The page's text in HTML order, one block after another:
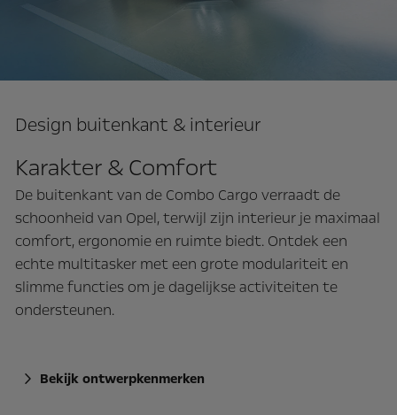
Design buitenkant & interieur
Karakter & Comfort
De buitenkant van de Combo Cargo verraadt de
schoonheid van Opel, terwijl zijn interieur je maximaal
comfort, ergonomie en ruimte biedt. Ontdek een
echte multitasker met een grote modulariteit en
slimme functies om je dagelijkse activiteiten te
ondersteunen.
Bekijk ontwerpkenmerken